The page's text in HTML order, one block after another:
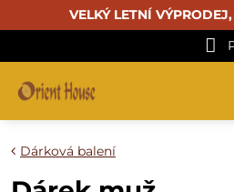
VELKÝ LETNÍ
Dárková balení